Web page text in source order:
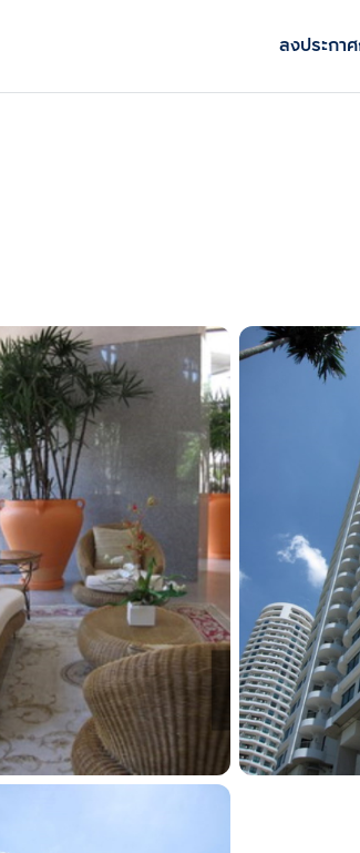
ลงประกา
เพิ่มยูนิตเปรียบเทียบ
รายการที่ 3
เลือกยูนิตเพื่อเปรียบเทียบ
เลือกได้สูงสุด 3 รายการ